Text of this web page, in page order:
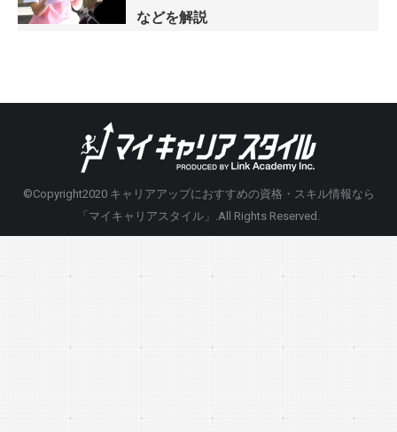
などを解説
©Copyright2020 キャリアアップにおすすめの資格・スキル情報なら
「マイキャリアスタイル」
.All Rights Reserved.